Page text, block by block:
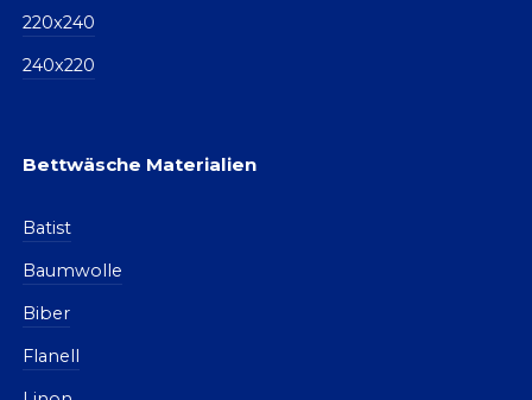
220x240
240x220
Bettwäsche Materialien
Batist
Baumwolle
Biber
Flanell